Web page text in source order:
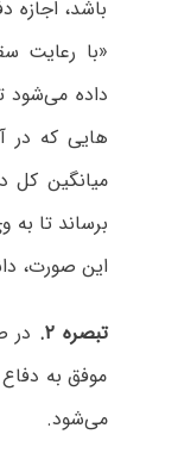
باشد، اجازه
«با رعایت
برساند تا به
این صورت،
تبصره۲. در
موفق به
می‌شود.